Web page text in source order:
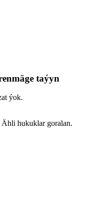
taýyn
ýok.
hukuklar goralan.